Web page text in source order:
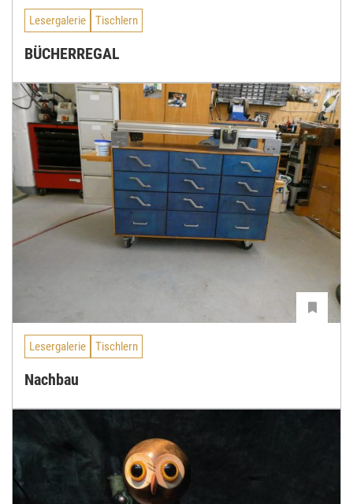
Lesergalerie Tischlern
BÜCHERREGAL
Lesergalerie Tischlern
Nachbau